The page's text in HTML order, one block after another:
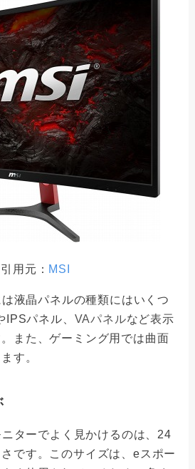
引用元： MSI
液晶パネルの種類にはいくつ
パネル、 VAパネルなど表示
また、ゲーミング用では曲面
す。
ターでよく見かけるのは、24
です。このサイズは、eスポー